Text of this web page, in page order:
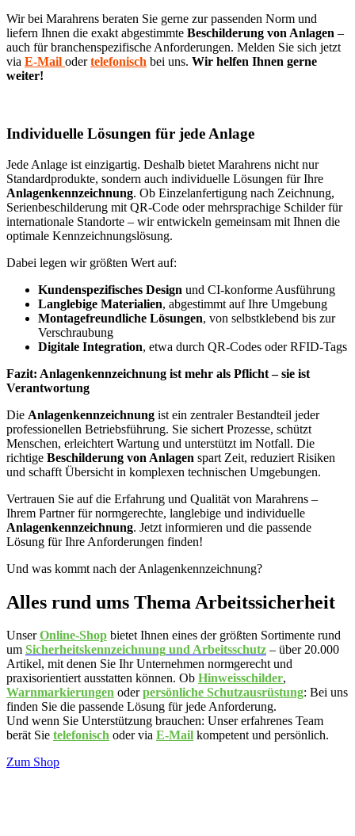
Wir bei Marahrens beraten Sie gerne zur passenden Norm und
liefern Ihnen die exakt abgestimmte Beschilderung von Anlagen –
auch für branchenspezifische Anforderungen. Melden Sie sich jetzt
via E-Mail odertelefonisch bei uns. Wir helfen Ihnen gerne
weiter!
Individuelle Lösungen für jede Anlage
Jede Anlage ist einzigartig. Deshalb bietet Marahrens nicht nur
Standardprodukte, sondern auch individuelle Lösungen für Ihre
Anlagenkennzeichnung. Ob Einzelanfertigung nach Zeichnung,
Serienbeschilderung mit QR-Code oder mehrsprachige Schilder für
internationale Standorte – wir entwickeln gemeinsam mit Ihnen die
optimale Kennzeichnungslösung.
Dabei legen wir größten Wert auf:
Kundenspezifisches Design und CI-konforme Ausführung
Langlebige Materialien, abgestimmt auf Ihre Umgebung
Montagefreundliche Lösungen, von selbstklebend bis zur
Verschraubung
Digitale Integration, etwa durch QR-Codes oder RFID-Tags
Fazit: Anlagenkennzeichnung ist mehr als Pflicht – sie ist
Verantwortung
Die Anlagenkennzeichnung ist ein zentraler Bestandteil jeder
professionellen Betriebsführung. Sie sichert Prozesse, schützt
Menschen, erleichtert Wartung und unterstützt im Notfall. Die
richtige Beschilderung von Anlagen spart Zeit, reduziert Risiken
und schafft Übersicht in komplexen technischen Umgebungen.
Vertrauen Sie auf die Erfahrung und Qualität von Marahrens –
Ihrem Partner für normgerechte, langlebige und individuelle
Anlagenkennzeichnung. Jetzt informieren und die passende
Lösung für Ihre Anforderungen finden!
Und was kommt nach der Anlagenkennzeichnung?
Alles rund ums Thema Arbeitssicherheit
UnserOnline-Shop bietet Ihnen eines der größten Sortimente rund
um Sicherheitskennzeichnung und Arbeitsschutz – über 20.000
Artikel, mit denen Sie Ihr Unternehmen normgerecht und
praxisorientiert ausstatten können. Ob Hinweisschilder,
Warnmarkierungen oderpersönliche Schutzausrüstung: Bei uns
finden Sie die passende Lösung für jede Anforderung.
Und wenn Sie Unterstützung brauchen: Unser erfahrenes Team
berät Sie telefonisch oder via E-Mail kompetent und persönlich.
Zum Shop